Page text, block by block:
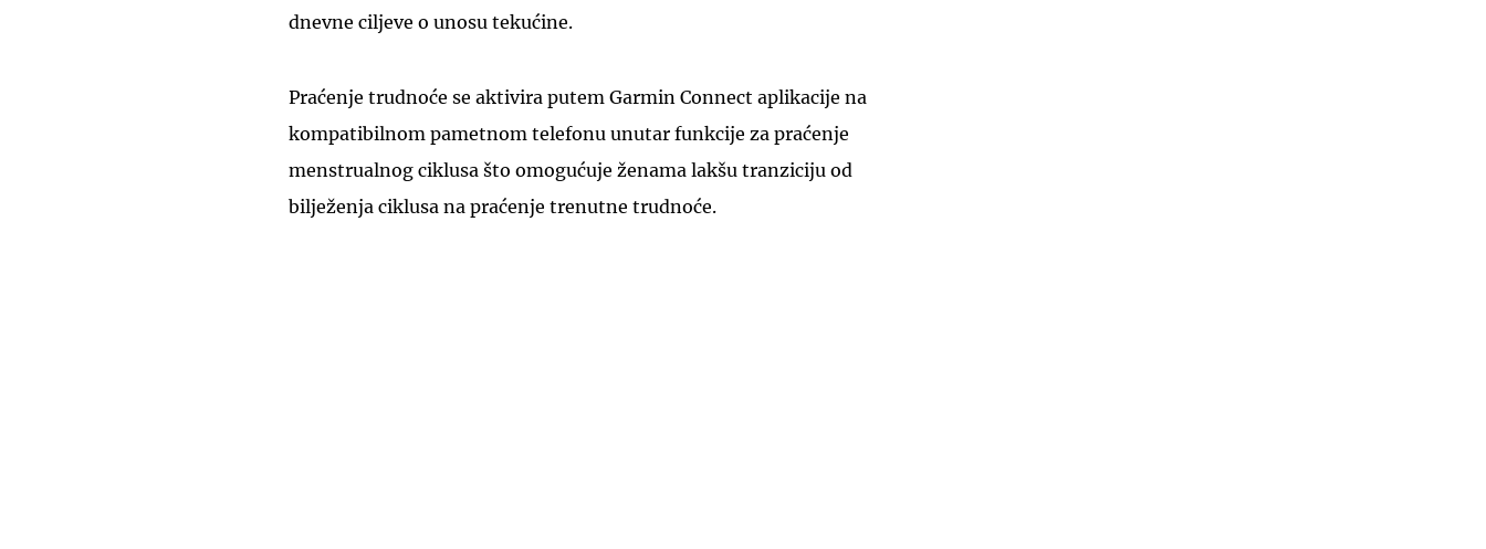
dnevne ciljeve o unosu tekućine.
Praćenje trudnoće se aktivira putem Garmin Connect aplikacije na
kompatibilnom pametnom telefonu unutar funkcije za praćenje
menstrualnog ciklusa što omogućuje ženama lakšu tranziciju od
bilježenja ciklusa na praćenje trenutne trudnoće.